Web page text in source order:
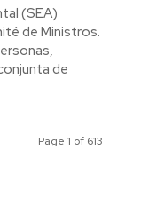
(SEA)
de Ministros.
Page 1 of 613